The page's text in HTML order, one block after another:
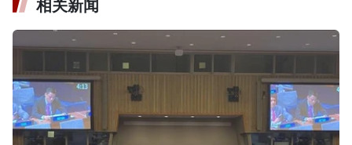
相关新闻